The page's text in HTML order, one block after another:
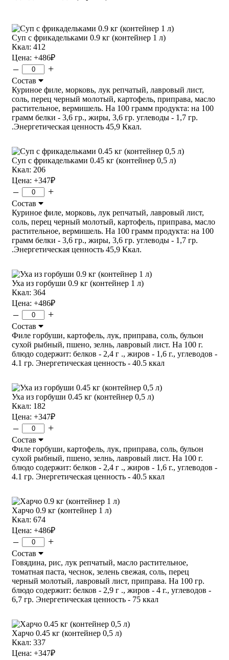
Суп с фрикадельками 0.9 кг (контейнер 1 л)
Ккал: 412
Цена: +486₽
– +
Состав
Куриное филе, морковь, лук репчатый, лавровый лист,
соль, перец черный молотый, картофель, приправа, масло
растительное, вермишель. На 100 грамм продукта: на 100
грамм белки - 3,6 гр., жиры, 3,6 гр. углеводы - 1,7 гр.
.Энергетическая ценность 45,9 Ккал.
Суп с фрикадельками 0.45 кг (контейнер 0,5 л)
Ккал: 206
Цена: +347₽
– +
Состав
Куриное филе, морковь, лук репчатый, лавровый лист,
соль, перец черный молотый, картофель, приправа, масло
растительное, вермишель. На 100 грамм продукта: на 100
грамм белки - 3,6 гр., жиры, 3,6 гр. углеводы - 1,7 гр.
.Энергетическая ценность 45,9 Ккал.
Уха из горбуши 0.9 кг (контейнер 1 л)
Ккал: 364
Цена: +486₽
– +
Состав
Филе горбуши, картофель, лук, приправа, соль, бульон
сухой рыбный, пшено, зелнь, лавровый лист. На 100 г.
блюдо содержит: белков - 2,4 г ., жиров - 1,6 г., углеводов -
4.1 гр. Энергетическая ценность - 40.5 ккал
Уха из горбуши 0.45 кг (контейнер 0,5 л)
Ккал: 182
Цена: +347₽
– +
Состав
Филе горбуши, картофель, лук, приправа, соль, бульон
сухой рыбный, пшено, зелнь, лавровый лист. На 100 г.
блюдо содержит: белков - 2,4 г ., жиров - 1,6 г., углеводов -
4.1 гр. Энергетическая ценность - 40.5 ккал
Харчо 0.9 кг (контейнер 1 л)
Ккал: 674
Цена: +486₽
– +
Состав
Говядина, рис, лук репчатый, масло растительное,
томатная паста, чеснок, зелень свежая, соль, перец
черный молотый, лавровый лист, приправа. На 100 гр.
блюдо содержит: белков - 2,9 г ., жиров - 4 г., углеводов -
6,7 гр. Энергетическая ценность - 75 ккал
Харчо 0.45 кг (контейнер 0,5 л)
Ккал: 337
Цена: +347₽